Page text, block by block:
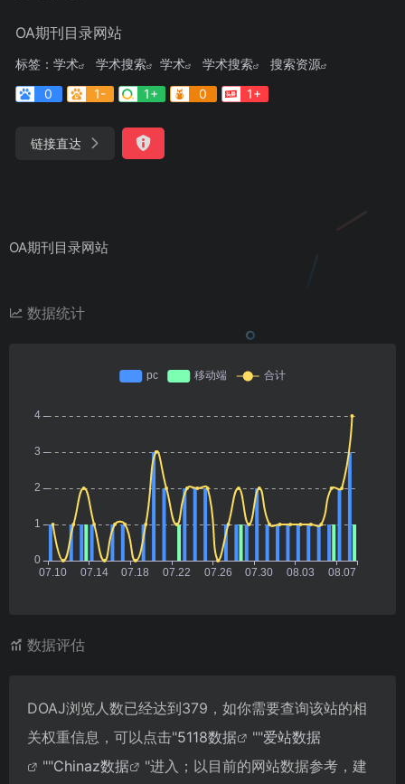
OA期刊目录网站
标签： 学术 学术搜索 学术 学术搜索
搜索资源
0
1- 1+ 0 1+
链接直达
OA期刊目录网站
数据统计
数据评估
DOAJ浏览人数已经达到379，如你需要查询该站的相
关权重信息，可以点击"5118数据 ""爱站数据
""Chinaz数据
"进入；以目前的网站数据参考，建